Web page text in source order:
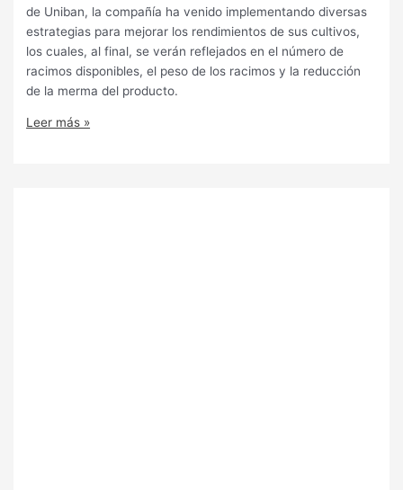
de Uniban, la compañía ha venido implementando diversas
estrategias para mejorar los rendimientos de sus cultivos,
los cuales, al final, se verán reflejados en el número de
racimos disponibles, el peso de los racimos y la reducción
de la merma del producto.
Leer más »